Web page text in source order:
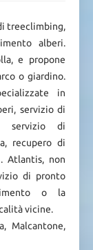
treeclimbing,
alberi.
e propone
o giardino.
in
servizio di
servizio di
recupero di
Atlantis, non
di pronto
o la
vicine.
Malcantone,